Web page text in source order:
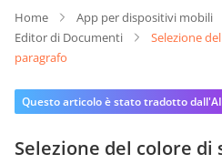
Home App per dispositivi mobili
Editor di Documenti
Selezione
paragrafo
Questo articolo è stato tradotto dall'AI
Selezione del colore di